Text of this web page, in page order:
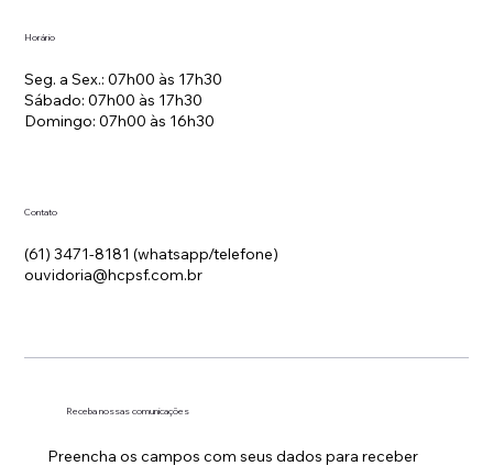
Horário
Seg. a Sex.: 07h00 às 17h30
Sábado: 07h00 às 17h30
Domingo: 07h00 às 16h30
Contato
(61) 3471-8181 (whatsapp/telefone)
ouvidoria@hcpsf.com.br
Receba nossas comunicações
Preencha os campos com seus dados para receber